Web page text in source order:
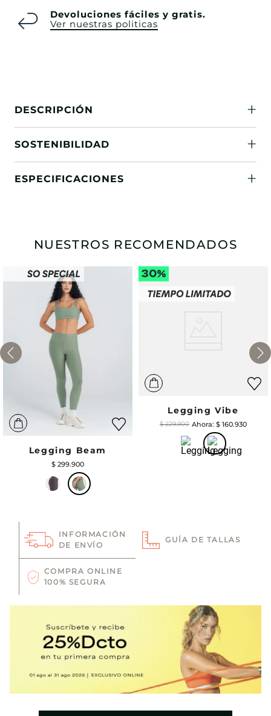
Devoluciones fáciles y gratis.
Ver nuestras politicas
DESCRIPCIÓN
SOSTENIBILIDAD
ESPECIFICACIONES
NUESTROS RECOMENDADOS
Legging Beam
$ 299.900
Legging Vibe
$ 229.900 $ 160.930
INFORMACIÓN
DE ENVÍO
GUÍA DE TALLAS
COMPRA ONLINE
100% SEGURA